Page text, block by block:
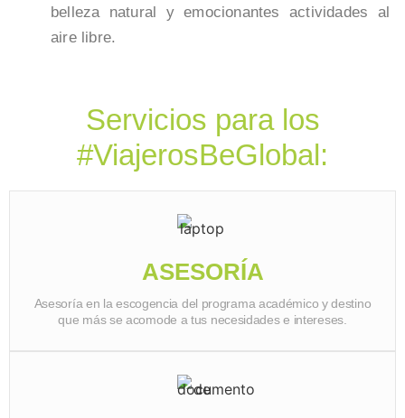
belleza natural y emocionantes actividades al
aire libre.
Servicios para los
#ViajerosBeGlobal:
ASESORÍA
Asesoría en la escogencia del programa académico y destino
que más se acomode a tus necesidades e intereses.